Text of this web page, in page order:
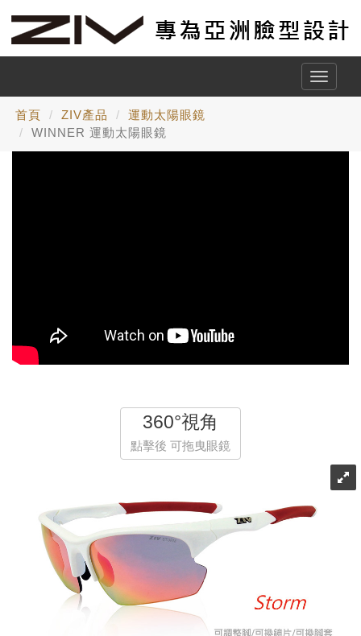
Toggle
首頁 ZIV產品
運動太陽眼鏡
WINNER 運動太陽眼鏡
360°視角
點擊後 可拖曳眼鏡